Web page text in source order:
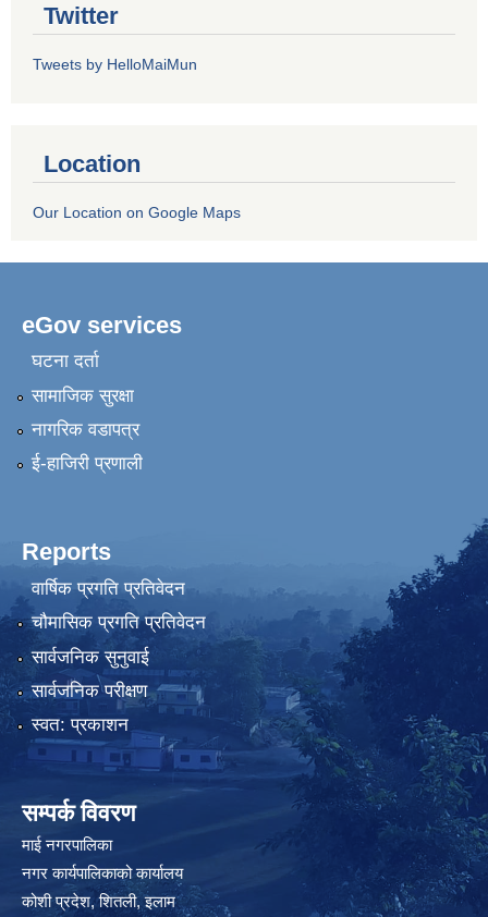
Twitter
Tweets by HelloMaiMun
Location
Our Location on Google Maps
eGov services
घटना दर्ता
सामाजिक सुरक्षा
नागरिक वडापत्र
ई-हाजिरी प्रणाली
Reports
वार्षिक प्रगति प्रतिवेदन
चौमासिक प्रगति प्रतिवेदन
सार्वजनिक सुनुवाई
सार्वजनिक परीक्षण
स्वत: प्रकाशन
सम्पर्क विवरण
माई नगरपालिका
नगर कार्यपालिकाको कार्यालय
कोशी प्रदेश, शितली, इलाम